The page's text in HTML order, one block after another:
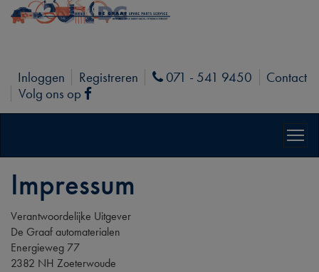
Inloggen Registreren Phone
071 - 541 9450
Contact
Volg ons op
Facebook
Impressum
Verantwoordelijke Uitgever
De Graaf automaterialen
Energieweg 77
2382 NH Zoeterwoude